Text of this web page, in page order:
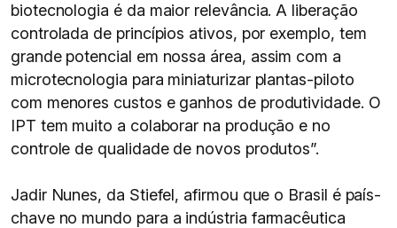
biotecnologia é da maior relevância. A liberação
controlada de princípios ativos, por exemplo, tem
grande potencial em nossa área, assim com a
microtecnologia para miniaturizar plantas-piloto
com menores custos e ganhos de produtividade. O
IPT tem muito a colaborar na produção e no
controle de qualidade de novos produtos”.
Jadir Nunes, da Stiefel, afirmou que o Brasil é país-
chave no mundo para a indústria farmacêutica